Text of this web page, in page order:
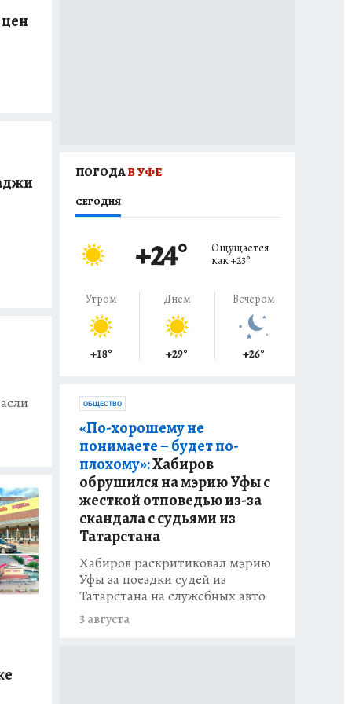
ПОГОДАВ УФЕ
СЕГОДНЯ
+24°
Ощущается
как+23°
Утром
+18°
Днем
+29°
Вечером
+26°
ОБЩЕСТВО
«По-хорошему не
понимаете – будет по-
плохому»:Хабиров
обрушился на мэрию Уфы с
жесткой отповедью из-за
скандала с судьями из
Татарстана
Хабиров раскритиковал мэрию
Уфы за поездки судей из
Татарстана на служебных авто
3 августа